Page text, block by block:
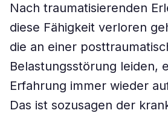
Nach traumatisierenden
diese Fähigkeit verloren
die an einer
Belastungsstörung leiden,
Erfahrung immer wieder
Das ist sozusagen der